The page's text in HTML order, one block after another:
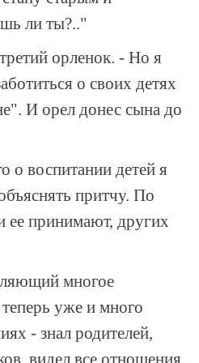
ли ты?.."
орленок. - Но я
о своих детях
И орел донес сына до
о воспитании детей я
притчу. По
ее принимают, других
многое
уже и много
- знал родителей,
видел все отношения